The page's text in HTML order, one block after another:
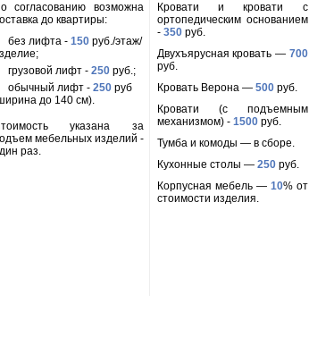
согласованию возможна
до квартиры:
без лифта - 150руб./этаж/
грузовой лифт - 250руб.;
обычный лифт - 250руб
до 140 см).
указана за
мебельных изделий -
раз.
Кровати и кровати с
ортопедическим основанием
- 350руб.
Двухъярусная кровать — 700
руб.
Кровать Верона — 500руб.
Кровати (с подъемным
механизмом) - 1500руб.
Тумба и комоды — в сборе.
Кухонные столы — 250руб.
Корпусная мебель — 10% от
стоимости изделия.